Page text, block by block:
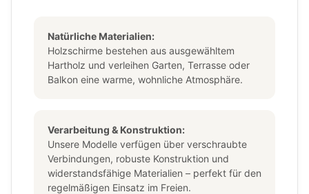
Natürliche Materialien:
Holzschirme bestehen aus ausgewähltem
Hartholz und verleihen Garten, Terrasse oder
Balkon eine warme, wohnliche Atmosphäre.
Verarbeitung & Konstruktion:
Unsere Modelle verfügen über verschraubte
Verbindungen, robuste Konstruktion und
widerstandsfähige Materialien – perfekt für den
regelmäßigen Einsatz im Freien.